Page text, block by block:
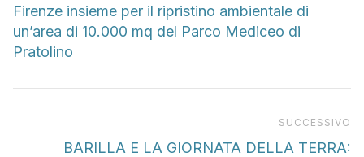
Firenze insieme per il ripristino ambientale di
un’area di 10.000 mq del Parco Mediceo di
Pratolino
SUCCESSIVO
BARILLA E LA GIORNATA DELLA TERRA: